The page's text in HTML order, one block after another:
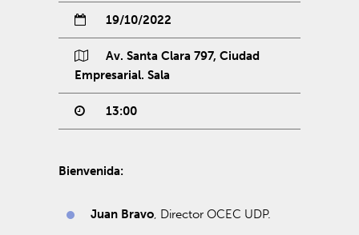
19/10/2022
Av. Santa Clara 797, Ciudad
Empresarial. Sala
13:00
Bienvenida:
Juan Bravo, Director OCEC UDP.